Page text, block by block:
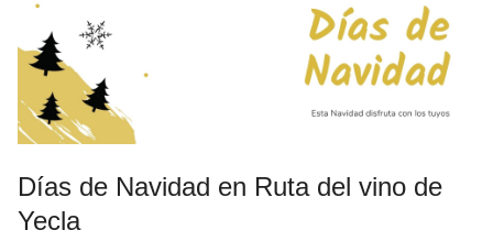
Días de Navidad en Ruta del vino de
Yecla